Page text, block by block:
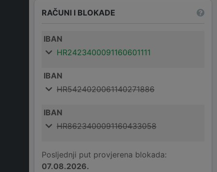
RAČUNI I BLOKADE
IBAN
HR2423400091160601111
IBAN
HR5424020061140271886
IBAN
HR8623400091160433058
Posljednji put provjerena blokada:
07.08.2026.